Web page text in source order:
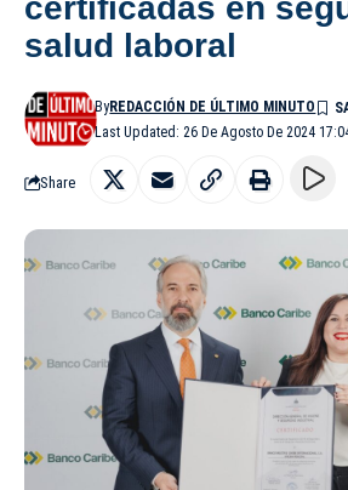
salud laboral
Last Updated: 26 De Agosto De 2024
ByREDACCIÓN DE ÚLTIMO MINUTO
Share